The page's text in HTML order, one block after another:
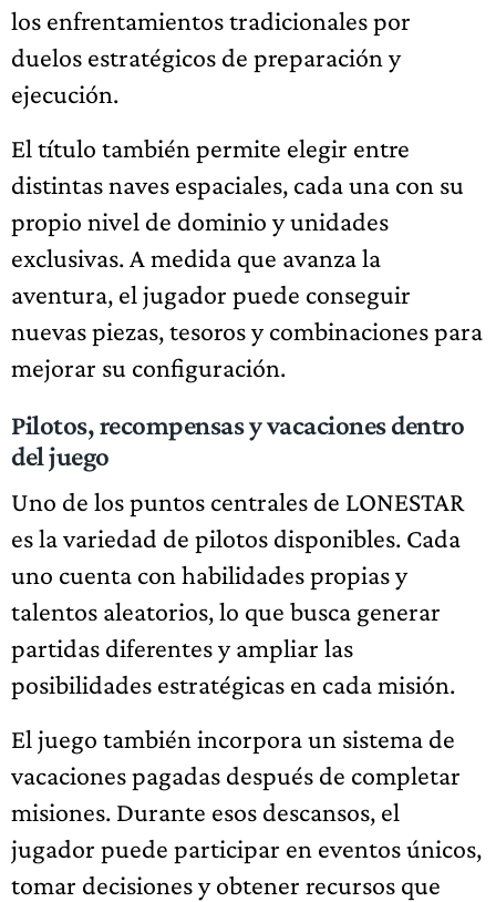
los enfrentamientos tradicionales por
duelos estratégicos de preparación y
ejecución.
El título también permite elegir entre
distintas naves espaciales, cada una con su
propio nivel de dominio y unidades
exclusivas. A medida que avanza la
aventura, el jugador puede conseguir
nuevas piezas, tesoros y combinaciones para
mejorar su configuración.
Pilotos, recompensas y vacaciones dentro
del juego
Uno de los puntos centrales de LONESTAR
es la variedad de pilotos disponibles. Cada
uno cuenta con habilidades propias y
talentos aleatorios, lo que busca generar
partidas diferentes y ampliar las
posibilidades estratégicas en cada misión.
El juego también incorpora un sistema de
vacaciones pagadas después de completar
misiones. Durante esos descansos, el
jugador puede participar en eventos únicos,
tomar decisiones y obtener recursos que